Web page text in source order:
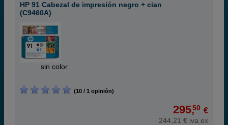
HP 91 Cabezal de impresión negro + cian
(C9460A)
sin color
(10 / 1 opinión)
295,50 €
244,21 € iva ex